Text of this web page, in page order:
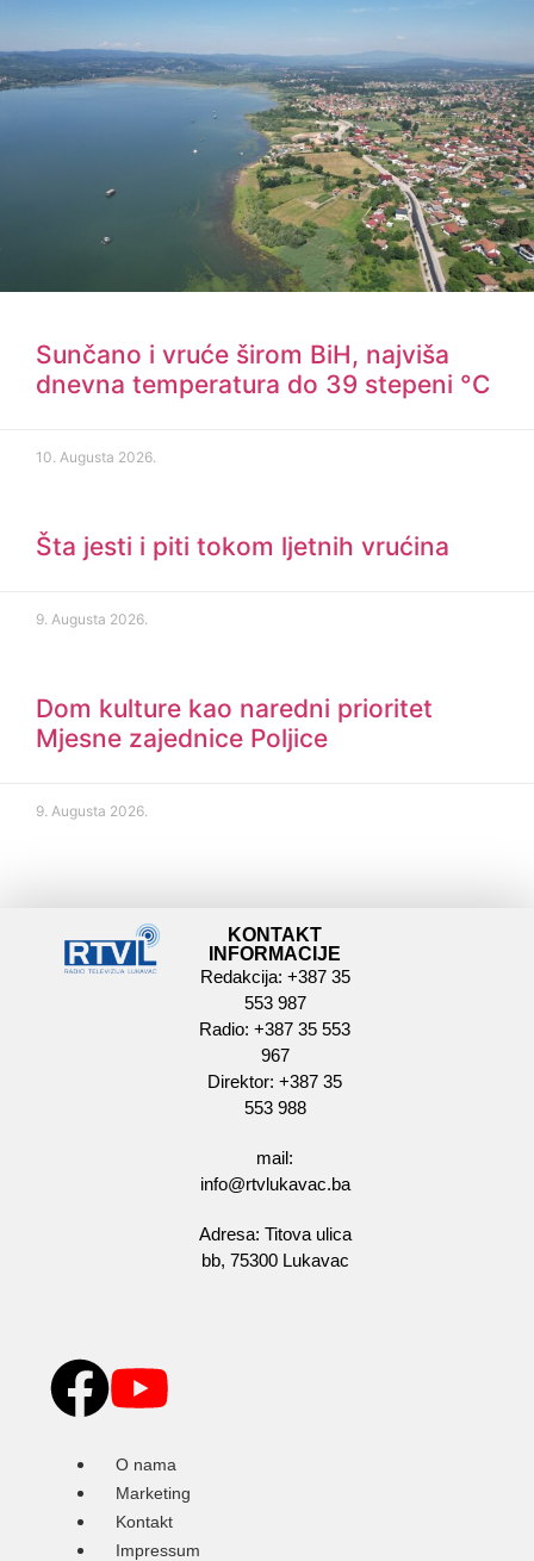
Sunčano i vruće širom BiH, najviša
dnevna temperatura do 39 stepeni °C
10. Augusta 2026.
Šta jesti i piti tokom ljetnih vrućina
9. Augusta 2026.
Dom kulture kao naredni prioritet
Mjesne zajednice Poljice
9. Augusta 2026.
KONTAKT
INFORMACIJE
Redakcija: +387 35
553 987
Radio: +387 35 553
967
Direktor: +387 35
553 988
mail:
info@rtvlukavac.ba
Adresa: Titova ulica
bb, 75300 Lukavac
O nama
Marketing
Kontakt
Impressum